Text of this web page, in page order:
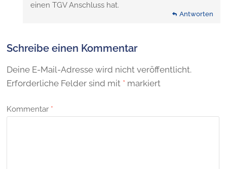
einen TGV Anschluss hat.
Antworten
Schreibe einen Kommentar
Deine E-Mail-Adresse wird nicht veröffentlicht.
Erforderliche Felder sind mit * markiert
Kommentar *